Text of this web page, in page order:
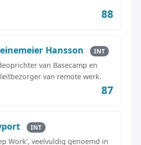
88
Hansson INT
van Basecamp en
van remote werk.
87
INT
Work’, veelvuldig genoemd in